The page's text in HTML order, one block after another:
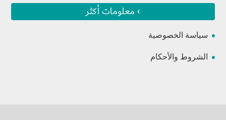
› معلومات أكثر
سياسة الخصوصية
الشروط والأحكام